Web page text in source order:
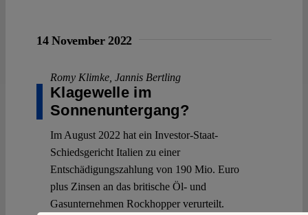
14 November 2022
Romy Klimke, Jannis Bertling
Klagewelle im
Sonnenuntergang?
Im August 2022 hat ein Investor-Staat-
Schiedsgericht Italien zu einer
Entschädigungszahlung von 190 Mio. Euro
plus Zinsen an das britische Öl- und
Gasunternehmen Rockhopper verurteilt.